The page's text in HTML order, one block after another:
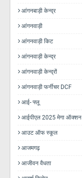
आंगनबाड़ी केन्द्र
आंगनवाड़ी
आंगनवाड़ी किट
आंगनवाड़ी केन्द्र
आंगनवाड़ी केन्द्रों
आंगनवाड़ी फर्नीचर DCF
आई- फ्लू
आईपीएल 2025 मेगा ऑक्शन
आउट ऑफ स्कूल
आजमगढ़
आजीवन वैधता